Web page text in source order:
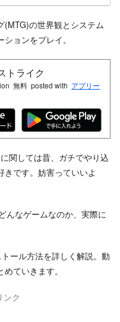
(MTG)の世界観とシステム
ョンをプレイ。
トライク
無料 posted with アプリー
関しては昔、ガチでやり込
です。妨害っていいよ
んなゲームなのか、実際に
ール方法を詳しく解説。動
ていきます。
ンク